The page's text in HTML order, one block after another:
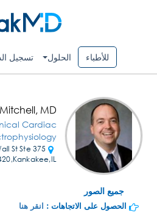
للأطباء الحلول تسجيل
جميع الصور
MD
Cardiac
Wall St Ste
الحصول على الاتجاهات : انقر هنا